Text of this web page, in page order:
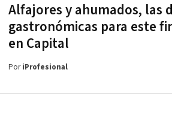
Alfajores y ahumados, las
gastronómicas para este
en Capital
PoriProfesional